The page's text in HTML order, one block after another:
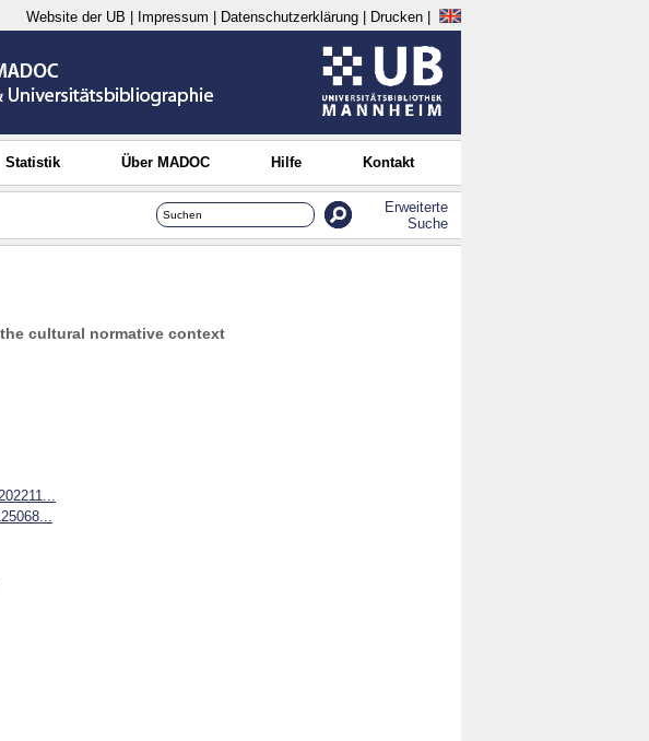
Website der UB Impressum Datenschutzerklärung Drucken
Statistik Über MADOC Hilfe Kontakt
Erweiterte
Suche
cultural normative context